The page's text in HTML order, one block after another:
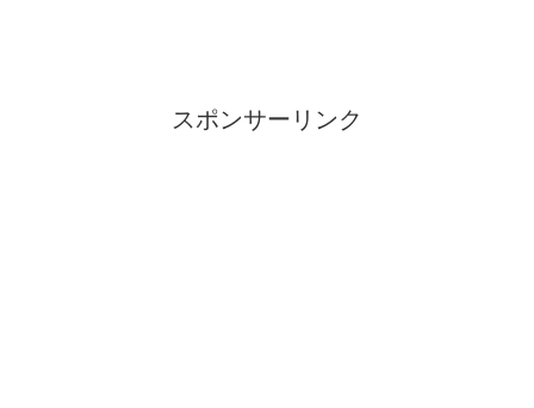
スポンサーリンク